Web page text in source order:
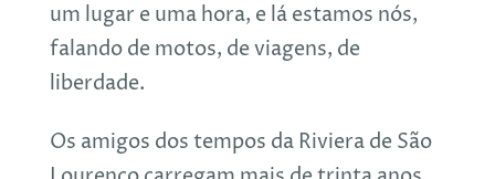
um lugar e uma hora, e lá estamos nós,
falando de motos, de viagens, de
liberdade.
Os amigos dos tempos da Riviera de São